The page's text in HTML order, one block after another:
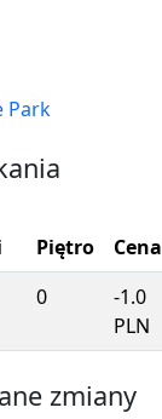
Park
Piętro Cena
0
-1.0
PLN
zmiany